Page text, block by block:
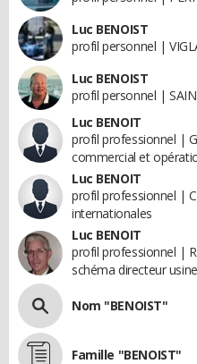
Luc BENOIST
profil personnel |
Luc BENOIST
profil personnel |
Luc BENOIT
profil professionnel |
commercial et
Luc BENOIT
profil professionnel |
internationales
Luc BENOIT
profil professionnel |
schéma directeur usine
Nom "BENOIST"
Famille "BENOIST"